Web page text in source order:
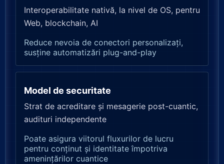
Interoperabilitate nativă, la nivel de OS, pentru
Web, blockchain, AI
Reduce nevoia de conectori personalizați,
susține automatizări plug-and-play
Model de securitate
Strat de acreditare și mesagerie post-cuantic,
audituri independente
Poate asigura viitorul fluxurilor de lucru
pentru conținut și identitate împotriva
amenințărilor cuantice